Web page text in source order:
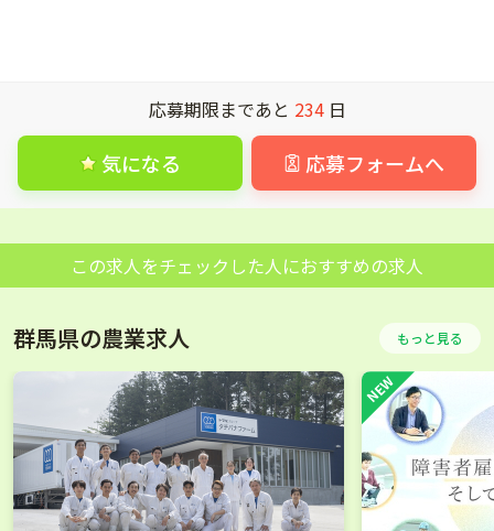
応募期限まであと 234日
気になる 応募フォームへ
この求人をチェックした人におすすめの求人
群馬県の農業求人 もっと見る